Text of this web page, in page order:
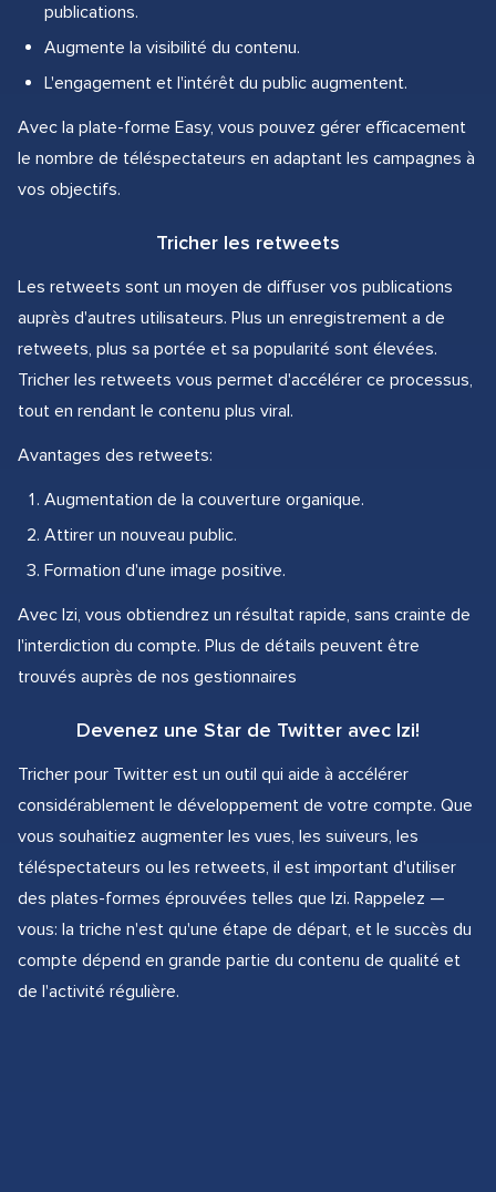
publications.
Augmente la visibilité du contenu.
L'engagement et l'intérêt du public augmentent.
Avec la plate-forme Easy, vous pouvez gérer efficacement
le nombre de téléspectateurs en adaptant les campagnes à
vos objectifs.
Tricher les retweets
Les retweets sont un moyen de diffuser vos publications
auprès d'autres utilisateurs. Plus un enregistrement a de
retweets, plus sa portée et sa popularité sont élevées.
Tricher les retweets vous permet d'accélérer ce processus,
tout en rendant le contenu plus viral.
Avantages des retweets:
Augmentation de la couverture organique.
Attirer un nouveau public.
Formation d'une image positive.
Avec Izi, vous obtiendrez un résultat rapide, sans crainte de
l'interdiction du compte. Plus de détails peuvent être
trouvés auprès de nos gestionnaires
Devenez une Star de Twitter avec Izi!
Tricher pour Twitter est un outil qui aide à accélérer
considérablement le développement de votre compte. Que
vous souhaitiez augmenter les vues, les suiveurs, les
téléspectateurs ou les retweets, il est important d'utiliser
des plates-formes éprouvées telles que Izi. Rappelez —
vous: la triche n'est qu'une étape de départ, et le succès du
compte dépend en grande partie du contenu de qualité et
de l'activité régulière.